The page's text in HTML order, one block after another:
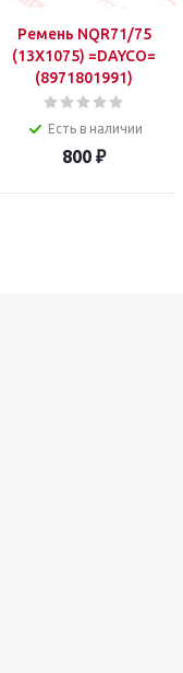
Ремень NQR71/75
(13X1075) =DAYCO=
(8971801991)
Есть в наличии
800 ₽